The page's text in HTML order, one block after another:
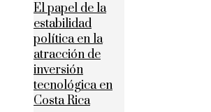
El papel de la
estabilidad
política en la
atracción de
inversión
tecnológica en
Costa Rica